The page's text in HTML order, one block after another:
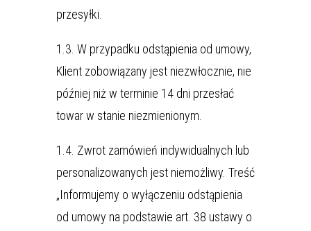
przesyłki.
1.3. W przypadku odstąpienia od umowy,
Klient zobowiązany jest niezwłocznie, nie
później niż w terminie 14 dni przesłać
towar w stanie niezmienionym.
1.4. Zwrot zamówień indywidualnych lub
personalizowanych jest niemożliwy. Treść
„Informujemy o wyłączeniu odstąpienia
od umowy na podstawie art. 38 ustawy o